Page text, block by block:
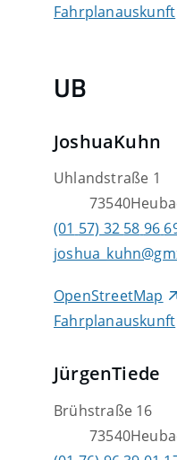
Fahrplanauskunft
UB
JoshuaKuhn
Uhlandstraße 1
73540
OpenStreetMap
Fahrplanauskunft
(01 57) 32 58 96
JürgenTiede
Brühstraße 16
73540